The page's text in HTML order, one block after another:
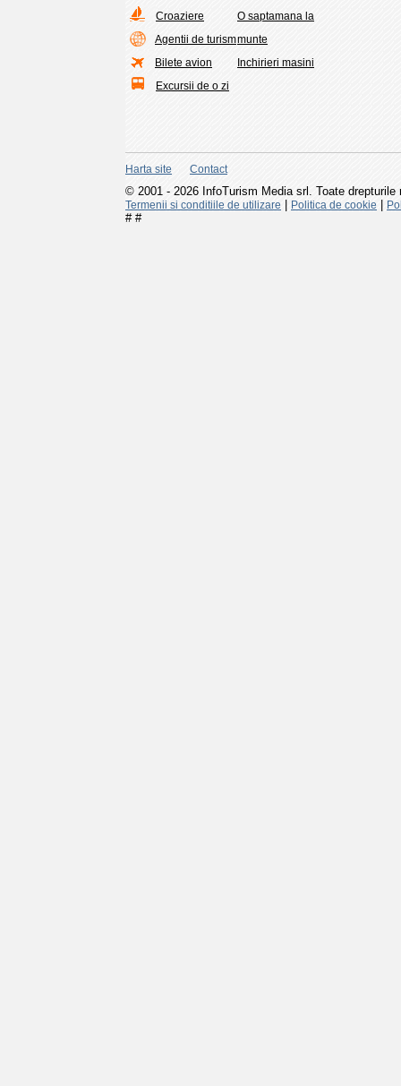
Croaziere
Agentii de turism
Bilete avion
Excursii de o zi
O saptamana la
munte
Inchirieri masini
Harta site Contact
© 2001 - 2026 InfoTurism Media srl. Toate drepturile
Termenii si conditiile de utilizare Politica de cookie
# #